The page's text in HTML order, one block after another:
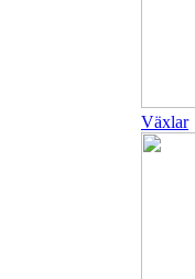
Växlar